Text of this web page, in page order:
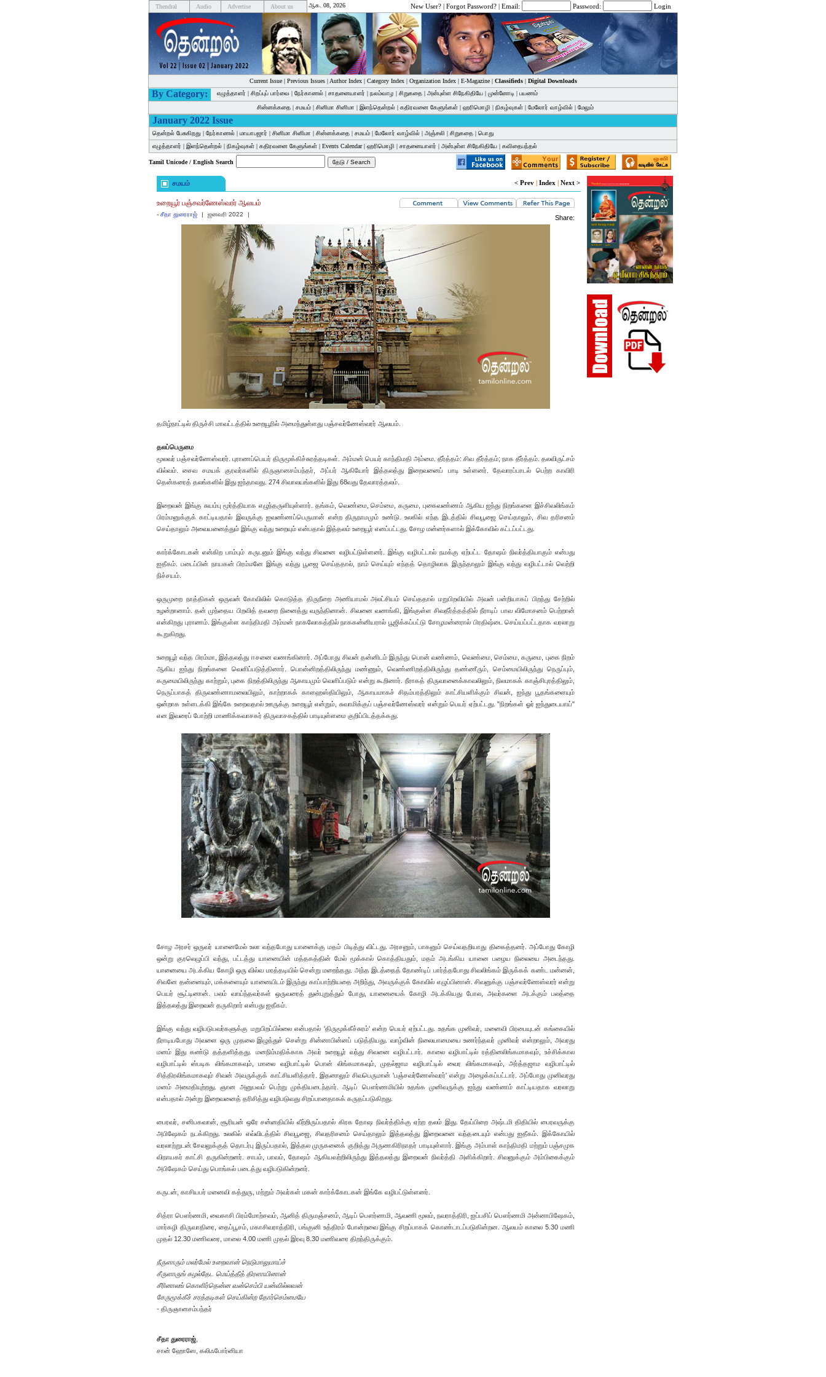
Thendral Audio Advertise About us ஆக. 08, 2026 New User? | Forgot Password? | Email: Password: Login
Current Issue| Previous Issues| Author Index| Category Index| Organization Index| E-Magazine| Classifieds| Digital Downloads
By Category: எழுத்தாளர் | சிறப்புப் பார்வை | நேர்காணல் | சாதனையாளர் | நலம்வாழ | சிறுகதை | அன்புள்ள சிநேகிதியே | முன்னோடி | பயணம்
சின்னக்கதை | சமயம் | சினிமா சினிமா | இளந்தென்றல் | கதிரவனை கேளுங்கள் | ஹரிமொழி | நிகழ்வுகள் | மேலோர் வாழ்வில் | மேலும்
January 2022 Issue
தென்றல் பேசுகிறது | நேர்காணல் | மாயாபஜார் | சினிமா சினிமா | சின்னக்கதை | சமயம் | மேலோர் வாழ்வில் | அஞ்சலி | சிறுகதை | பொது
எழுத்தாளர் | இளந்தென்றல் | நிகழ்வுகள் | கதிரவனை கேளுங்கள் | Events Calendar| ஹரிமொழி | சாதனையாளர் | அன்புள்ள சிநேகிதியே | கவிதைபந்தல்
Tamil Unicode / English Search
சமயம் < Prev | Index | Next >
உறையூர் பஞ்சவர்ணேஸ்வரர் ஆலயம்
- சீதா துரைராஜ் | ஜனவரி 2022 | Share:
தமிழ்நாட்டில் திருச்சி மாவட்டத்தில் உறையூரில் அமைந்துள்ளது பஞ்சவர்ணேஸ்வரர் ஆலயம்.
தலப்பெருமை
மூலவர் பஞ்சவர்ணேஸ்வரர். புராணப்பெயர் திருமூக்கிச்சுரத்தடிகள். அம்மன் பெயர் காந்திமதி அம்மை. தீர்த்தம்: சிவ தீர்த்தம்; நாக தீர்த்தம். தலவிருட்சம்
வில்வம். சைவ சமயக் குரவர்களில் திருஞானசம்பந்தர், அப்பர் ஆகியோர் இத்தலத்து இறைவனைப் பாடி உள்ளனர். தேவாரப்பாடல் பெற்ற காவிரி
தென்கரைத் தலங்களில் இது ஐந்தாவது. 274 சிவாலயங்களில் இது 68வது தேவாரத்தலம்.
இறைவன் இங்கு சுயம்பு மூர்த்தியாக எழுந்தருளியுள்ளார். தங்கம், வெண்மை, செம்மை, கருமை, புகைவண்ணம் ஆகிய ஐந்து நிறங்களை இச்சிவலிங்கம்
பிரம்மனுக்குக் காட்டியதால் இவருக்கு ஐவண்ணப்பெருமான் என்ற திருநாமமும் உண்டு. உலகில் எந்த இடத்தில் சிவபூஜை செய்தாலும், சிவ தரிசனம்
செய்தாலும் அவையனைத்தும் இங்கு வந்து உறையும் என்பதால் இத்தலம் உறையூர் எனப்பட்டது. சோழ மன்னர்களால் இக்கோவில் கட்டப்பட்டது.
கார்க்கோடகன் என்கிற பாம்பும் கருடனும் இங்கு வந்து சிவனை வழிபட்டுள்ளனர். இங்கு வழிபட்டால் நமக்கு ஏற்பட்ட தோஷம் நிவர்த்தியாகும் என்பது
ஐதீகம். படைப்பின் நாயகன் பிரம்மனே இங்கு வந்து பூஜை செய்ததால், நாம் செய்யும் எந்தத் தொழிலாக இருந்தாலும் இங்கு வந்து வழிபட்டால் வெற்றி
நிச்சயம்.
ஒருமுறை நாத்திகன் ஒருவன் கோவிலில் கொடுத்த திருநீறை அணியாமல் அலட்சியம் செய்ததால் மறுபிறவியில் அவன் பன்றியாகப் பிறந்து சேற்றில்
உழன்றானாம். தன் முந்தைய பிறவித் தவறை நினைத்து வருந்தினான். சிவனை வணங்கி, இங்குள்ள சிவதீர்த்தத்தில் நீராடிப் பாவ விமோசனம் பெற்றான்
என்கிறது புராணம். இங்குள்ள காந்திமதி அம்மன் நாகலோகத்தில் நாககன்னியரால் பூஜிக்கப்பட்டு சோழமன்னரால் பிரதிஷ்டை செய்யப்பட்டதாக வரலாறு
கூறுகிறது.
உறையூர் வந்த பிரம்மா, இத்தலத்து ஈசனை வணங்கினார். அப்போது சிவன் தன்னிடம் இருந்து பொன் வண்ணம், வெண்மை, செம்மை, கருமை, புகை நிறம்
ஆகிய ஐந்து நிறங்களை வெளிப்படுத்தினார். பொன்னிறத்திலிருந்து மண்ணும், வெண்ணிறத்திலிருந்து தண்ணீரும், செம்மையிலிருந்து நெருப்பும்,
கருமையிலிருந்து காற்றும், புகை நிறத்திலிருந்து ஆகாயமும் வெளிப்படும் என்று கூறினார். நீராகத் திருவானைக்காவலிலும், நிலமாகக் காஞ்சிபுரத்திலும்,
நெருப்பாகத் திருவண்ணாமலையிலும், காற்றாகக் காளஹஸ்தியிலும், ஆகாயமாகச் சிதம்பரத்திலும் காட்சியளிக்கும் சிவன், ஐந்து பூதங்களையும்
ஒன்றாக உள்ளடக்கி இங்கே உறைவதால் ஊருக்கு உறையூர் என்றும், சுவாமிக்குப் பஞ்சவர்ணேஸ்வரர் என்றும் பெயர் ஏற்பட்டது. "நிறங்கள் ஓர் ஐந்துடையாய்"
என இவரைப் போற்றி மாணிக்கவாசகர் திருவாசகத்தில் பாடியுள்ளமை குறிப்பிடத்தக்கது.
சோழ அரசர் ஒருவர் யானைமேல் உலா வந்தபோது யானைக்கு மதம் பிடித்து விட்டது. அரசனும், பாகனும் செய்வதறியாது திகைத்தனர். அப்போது கோழி
ஒன்று குரலெழுப்பி வந்து, பட்டத்து யானையின் மத்தகத்தின் மேல் மூக்கால் கொத்தியதும், மதம் அடங்கிய யானை பழைய நிலையை அடைந்தது.
யானையை அடக்கிய கோழி ஒரு வில்வ மரத்தடியில் சென்று மறைந்தது. அந்த இடத்தைத் தோண்டிப் பார்த்தபோது சிவலிங்கம் இருக்கக் கண்ட மன்னன்,
சிவனே தன்னையும், மக்களையும் யானையிடம் இருந்து காப்பாற்றியதை அறிந்து, அவருக்குக் கோவில் எழுப்பினான். சிவனுக்கு பஞ்சவர்ணேஸ்வரர் என்று
பெயர் சூட்டினான். பலம் வாய்ந்தவர்கள் ஒருவரைத் துன்புறுத்தும் போது, யானையைக் கோழி அடக்கியது போல, அவர்களை அடக்கும் பலத்தை
இத்தலத்து இறைவன் தருகிறார் என்பது ஐதீகம்.
இங்கு வந்து வழிபடுபவர்களுக்கு மறுபிறப்பில்லை என்பதால் 'திருமூக்கீச்சுரம்' என்ற பெயர் ஏற்பட்டது. உதங்க முனிவர், மனைவி பிரபையுடன் கங்கையில்
நீராடியபோது அவளை ஒரு முதலை இழுத்துச் சென்று சின்னாபின்னப் படுத்தியது. வாழ்வின் நிலையாமையை உணர்ந்தவர் முனிவர் என்றாலும், அவரது
மனம் இது கண்டு தத்தளித்தது. மனநிம்மதிக்காக அவர் உறையூர் வந்து சிவனை வழிபட்டார். காலை வழிபாட்டில் ரத்தினலிங்கமாகவும், உச்சிக்கால
வழிபாட்டில் ஸ்படிக லிங்கமாகவும், மாலை வழிபாட்டில் பொன் லிங்கமாகவும், முதல்ஜாம வழிபாட்டில் வைர லிங்கமாகவும், அர்த்தஜாம வழிபாட்டில்
சித்திரலிங்கமாகவும் சிவன் அவருக்குக் காட்சியளித்தார். இதனாலும் சிவபெருமான் 'பஞ்சவர்ணேஸ்வரர்' என்று அழைக்கப்பட்டார். அப்போது முனிவரது
மனம் அமைதியுற்றது. ஞான அனுபவம் பெற்று முக்தியடைந்தார். ஆடிப் பௌர்ணமியில் உதங்க முனிவருக்கு ஐந்து வண்ணம் காட்டியதாக வரலாறு
என்பதால் அன்று இறைவனைத் தரிசித்து வழிபடுவது சிறப்பானதாகக் கருதப்படுகிறது.
பைரவர், சனிபகவான், சூரியன் ஒரே சன்னதியில் வீற்றிருப்பதால் கிரக தோஷ நிவர்த்திக்கு ஏற்ற தலம் இது. தேய்பிறை அஷ்டமி திதியில் பைரவருக்கு
அபிஷேகம் நடக்கிறது. உலகில் எவ்விடத்தில் சிவபூஜை, சிவதரிசனம் செய்தாலும் இத்தலத்து இறைவனை வந்தடையும் என்பது ஐதீகம். இக்கோயில்
வரலாற்றுடன் சேவலுக்குத் தொடர்பு இருப்பதால், இத்தல முருகனைக் குறித்து அருணகிரிநாதர் பாடியுள்ளார். இங்கு அம்பாள் காந்திமதி மற்றும் பஞ்சமுக
விநாயகர் காட்சி தருகின்றனர். சாபம், பாவம், தோஷம் ஆகியவற்றிலிருந்து இத்தலத்து இறைவன் நிவர்த்தி அளிக்கிறார். சிவனுக்கும் அம்பிகைக்கும்
அபிஷேகம் செய்து பொங்கல் படைத்து வழிபடுகின்றனர்.
கருடன், காசியபர் மனைவி கத்துரு, மற்றும் அவர்கள் மகன் கார்க்கோடகன் இங்கே வழிபட்டுள்ளனர்.
சித்ரா பௌர்ணமி, வைகாசி பிரம்மோற்சவம், ஆனித் திருமஞ்சனம், ஆடிப் பௌர்ணமி, ஆவணி மூலம், நவராத்திரி, ஐப்பசிப் பௌர்ணமி அன்னாபிஷேகம்,
மார்கழி திருவாதிரை, தைப்பூசம், மகாசிவராத்திரி, பங்குனி உத்திரம் போன்றவை இங்கு சிறப்பாகக் கொண்டாடப்படுகின்றன. ஆலயம் காலை 5.30 மணி
முதல் 12.30 மணிவரை, மாலை 4.00 மணி முதல் இரவு 8.30 மணிவரை திறந்திருக்கும்.
நீருளாரும் மலர்மேல் உறைவான் நெடுமாலுமாய்ச்
சீருளாருங் கழல்தேட மெய்த்தீத் திரளாயினான்
சீரினாலங் கொளிர்தென்ன வன்செம்பி யன்வில்லவன்
சேருமூக்கீச் சரத்தடிகள் செய்கின்ற தோர்செம்மையே
- திருஞானசம்பந்தர்
சீதா துரைராஜ்
சான் ஹோஸே, கலிஃபோர்னியா